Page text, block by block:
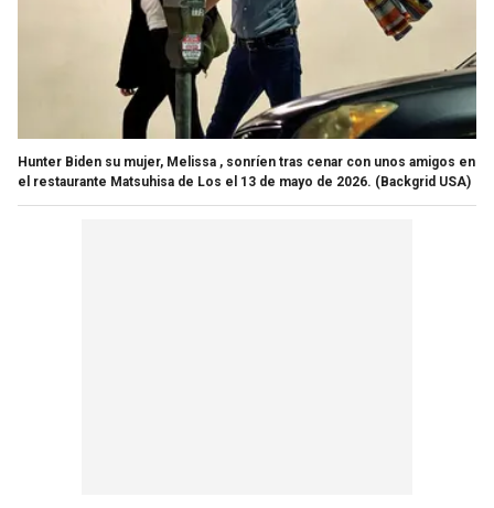
Hunter Biden su mujer, Melissa , sonríen tras cenar con unos amigos en
el restaurante Matsuhisa de Los el 13 de mayo de 2026. (Backgrid USA)